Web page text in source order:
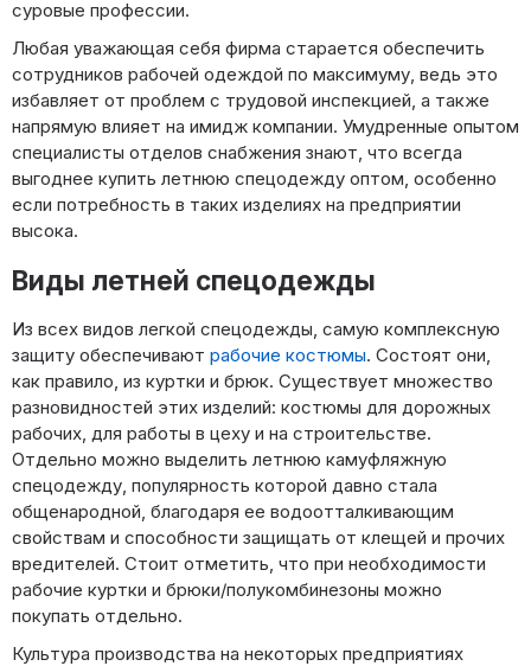
суровые профессии.
Любая уважающая себя фирма старается обеспечить
сотрудников рабочей одеждой по максимуму, ведь это
избавляет от проблем с трудовой инспекцией, а также
напрямую влияет на имидж компании. Умудренные опытом
специалисты отделов снабжения знают, что всегда
выгоднее купить летнюю спецодежду оптом, особенно
если потребность в таких изделиях на предприятии
высока.
Виды летней спецодежды
Из всех видов легкой спецодежды, самую комплексную
защиту обеспечивают рабочие костюмы. Состоят они,
как правило, из куртки и брюк. Существует множество
разновидностей этих изделий: костюмы для дорожных
рабочих, для работы в цеху и на строительстве.
Отдельно можно выделить летнюю камуфляжную
спецодежду, популярность которой давно стала
общенародной, благодаря ее водоотталкивающим
свойствам и способности защищать от клещей и прочих
вредителей. Стоит отметить, что при необходимости
рабочие куртки и брюки/полукомбинезоны можно
покупать отдельно.
Культура производства на некоторых предприятиях